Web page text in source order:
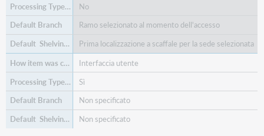
No
Ramo selezionato al momento dell'accesso
Prima localizzazione a scaffale per la sede selezionata
Interfaccia utente
Sì
Non specificato
Non specificato